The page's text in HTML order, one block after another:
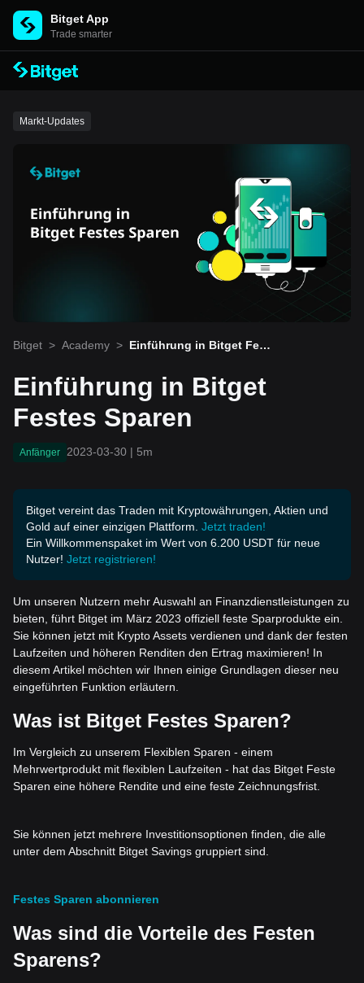
Bitget App
Trade smarter
Markt-Updates
Bitget > Academy > Einführung in Bitget Fest
Einführung in Bitget
Festes Sparen
Anfänger 2023-03-30 | 5m
Bitget vereint das Traden mit Kryptowährungen, Aktien und
Gold auf einer einzigen Plattform. Jetzt traden!
Ein Willkommenspaket im Wert von 6.200 USDT für neue
Nutzer! Jetzt registrieren!
Um unseren Nutzern mehr Auswahl an Finanzdienstleistungen zu
bieten, führt Bitget im März 2023 offiziell feste Sparprodukte ein.
Sie können jetzt mit Krypto Assets verdienen und dank der festen
Laufzeiten und höheren Renditen den Ertrag maximieren! In
diesem Artikel möchten wir Ihnen einige Grundlagen dieser neu
eingeführten Funktion erläutern.
Was ist Bitget Festes Sparen?
Im Vergleich zu unserem Flexiblen Sparen - einem
Mehrwertprodukt mit flexiblen Laufzeiten - hat das Bitget Feste
Sparen eine höhere Rendite und eine feste Zeichnungsfrist.
Sie können jetzt mehrere Investitionsoptionen finden, die alle
unter dem Abschnitt Bitget Savings gruppiert sind.
Festes Sparen abonnieren
Was sind die Vorteile des Festen
Sparens?